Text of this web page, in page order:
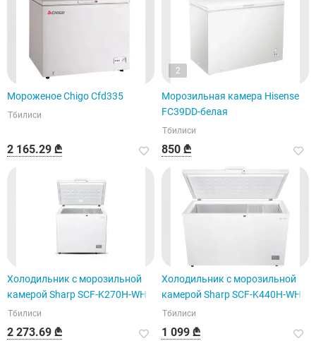
Мороженое Chigo Cfd335
Тбилиси
2 165.29 ₾
2
Морозильная камера Hisense
FC39DD-белая
Тбилиси
850 ₾
Холодильник с морозильной
камерой Sharp SCF-K270H-WH3
Тбилиси
2 273.69 ₾
Холодильник с морозильной
камерой Sharp SCF-K440H-WH3
Тбилиси
1 099 ₾